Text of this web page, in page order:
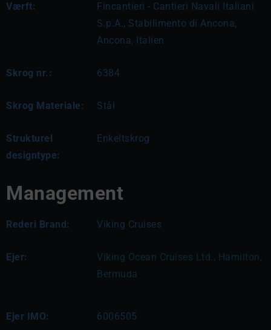
Værft:
Fincantieri - Cantieri Navali Italiani
S.p.A., Stabilimento di Ancona,
Ancona, Italien
Skrog nr.: 6384
Skrog Materiale: Stål
Strukturel
designtype:
Enkeltskrog
Management
Rederi Brand: Viking Cruises
Ejer:
Viking Ocean Cruises Ltd., Hamilton,
Bermuda
Ejer IMO: 6006505